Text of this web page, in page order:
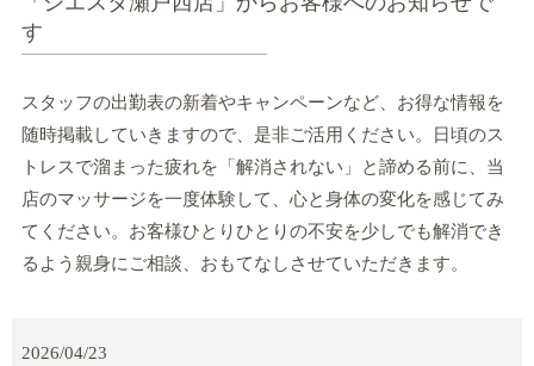
す
スタッフの出勤表の新着やキャンペーンなど、お得な情報を
随時掲載していきますので、是非ご活用ください。日頃のス
トレスで溜まった疲れを「解消されない」と諦める前に、当
店のマッサージを一度体験して、心と身体の変化を感じてみ
てください。お客様ひとりひとりの不安を少しでも解消でき
るよう親身にご相談、おもてなしさせていただきます。
2026/04/23